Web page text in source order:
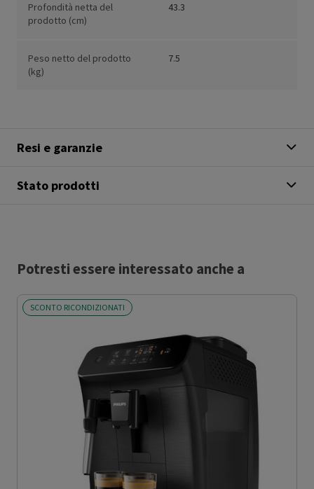
Profondità netta del
prodotto (cm)
43.3
Peso netto del prodotto
(kg)
7.5
Resi e garanzie
Stato prodotti
Potresti essere interessato anche a
SCONTO RICONDIZIONATI